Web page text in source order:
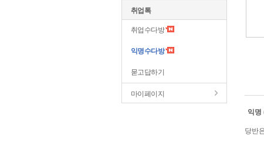
취업톡
취업수다방
익명수다방
묻고답하기
마이페이지